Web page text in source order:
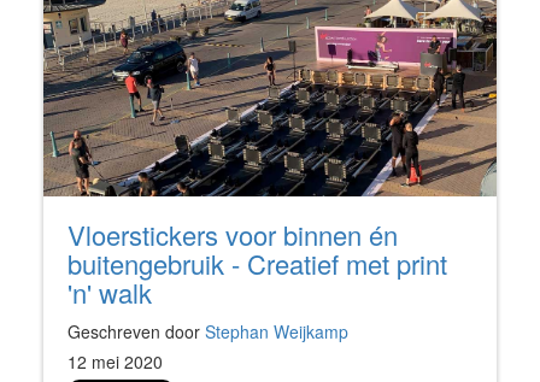
Vloerstickers voor binnen én
buitengebruik - Creatief met print
'n' walk
Geschreven door Stephan Weijkamp
12 mei 2020